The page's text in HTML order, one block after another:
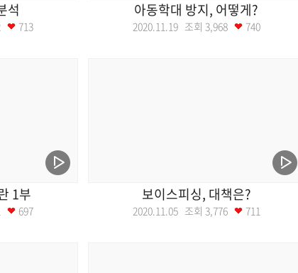
석
713
아동학대 방지, 어떻게?
2020.11.19 조회 3,968 740
1부
697
보이스피싱, 대책은?
2020.11.05 조회 3,776 711